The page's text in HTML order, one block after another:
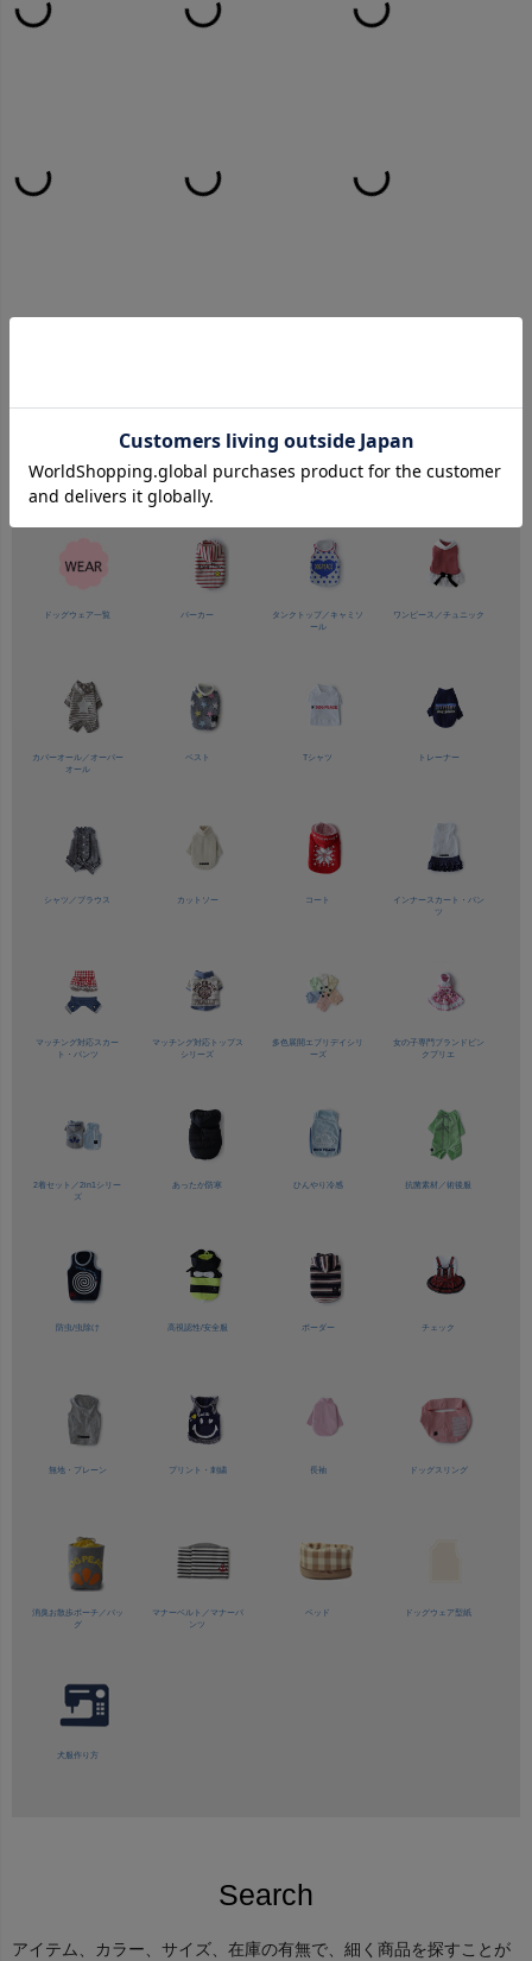
ドッグウェア一覧 パーカー タンクトップ／ キャミソ
ール
ワンピース／チュニック
カバーオール／ オーバー
オール
ベスト Tシャツ トレーナー
シャツ／ ブラウス カットソー コート
インナースカート・パン
ツ
マッチング対応スカー
ト・パンツ
マッチング対応トップス
シリーズ
多色展開 エブリデイシリ
ーズ
女の子専門ブランド ピン
クプリエ
2着セット／2in1シリー
ズ
あったか防寒 ひんやり冷感 抗菌素材／ 術後服
防虫/虫除け 高視認性/安全服 ボーダー チェック
無地・プレーン プリント・刺繍 長袖 ドッグスリング
消臭お散歩ポーチ／バッ
グ
マナーベルト／ マナーパ
ンツ
ベッド ドッグウェア型紙
犬服作り方
Search
アイテム、カラー、サイズ、在庫の有無で、細く商品を探すことが